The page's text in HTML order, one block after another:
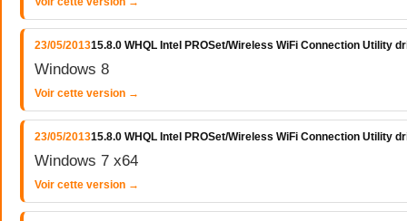
23/05/201315.8.0 WHQL Intel PROSet/Wireless WiFi Connection Utility
Windows 8
Voir cette version →
23/05/201315.8.0 WHQL Intel PROSet/Wireless WiFi Connection Utility
Windows 7 x64
Voir cette version →